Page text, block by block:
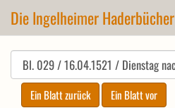
Die Ingelheimer Haderbücher